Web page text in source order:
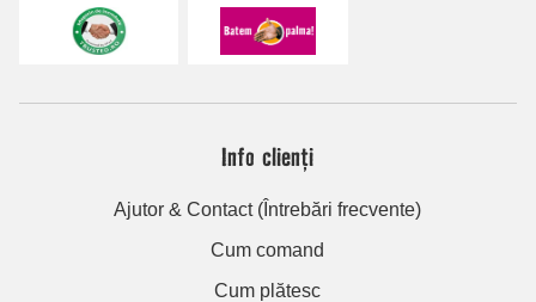
Info clienți
Ajutor & Contact (Întrebări frecvente)
Cum comand
Cum plătesc